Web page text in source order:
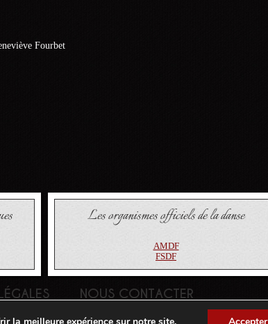
Fourbet
Les organismes officiels de la danse
AMDF
FSDF
NOUS CONTACTER